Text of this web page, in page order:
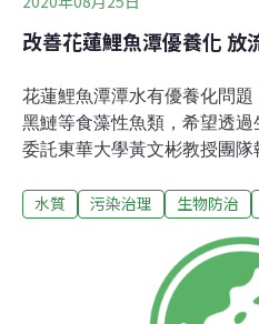
改善花蓮鯉魚潭優養化 放
花蓮鯉魚潭潭水有優養化問
黑鰱等食藻性魚類，希望透
委託東華大學黃文彬教授團
到優養之間，去（2019）年
苗，花蓮縣水產培育所配合
氏細鯽等原生魚種，期望嘗
魚潭水質的評估試驗外，同
水質 污染治理 生物防治